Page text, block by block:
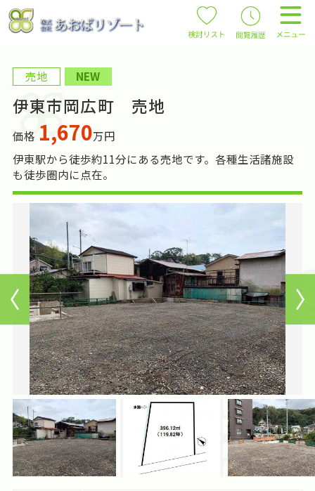
売地 NEW
伊東市岡広町 売地
価格 1,670万円
伊東駅から徒歩約11分にある売地です。各種生活諸施設
も徒歩圏内に点在。